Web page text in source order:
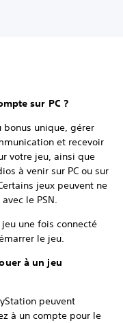
sur PC ?
bonus unique, gérer
et recevoir
votre jeu, ainsi que
à venir sur PC ou sur
jeux peuvent ne
le PSN.
une fois connecté
le jeu.
à un jeu
peuvent
à un compte pour le